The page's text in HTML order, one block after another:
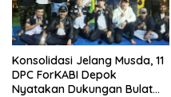
Konsolidasi Jelang Musda, 11
DPC ForKABI Depok
Nyatakan Dukungan Bulat